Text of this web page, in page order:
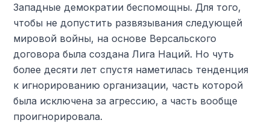
Западные демократии беспомощны. Для того,
чтобы не допустить развязывания следующей
мировой войны, на основе Версальского
договора была создана Лига Наций. Но чуть
более десяти лет спустя наметилась тенденция
к игнорированию организации, часть которой
была исключена за агрессию, а часть вообще
проигнорировала.